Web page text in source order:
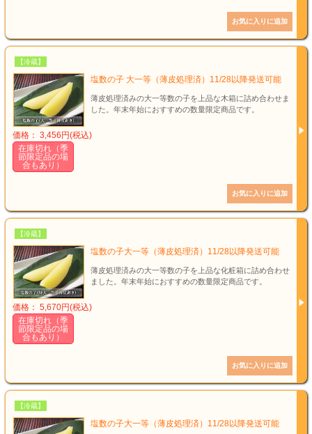
【冷蔵】
塩数の子 大一等（薄皮処理済）11/28以降発送可能
薄皮処理済みの大一等数の子を上品な木箱に詰め合わせま
した。年末年始におすすめの数量限定商品です。
価格： 3,456円(税込)
在庫切れ（季
節限定品の場
合もあり）
【冷蔵】
塩数の子大一等（薄皮処理済）11/28以降発送可能
薄皮処理済みの大一等数の子を上品な化粧箱に詰め合わせ
ました。年末年始におすすめの数量限定商品です。
価格： 5,670円(税込)
在庫切れ（季
節限定品の場
合もあり）
【冷蔵】
塩数の子大一等（薄皮処理済）11/28以降発送可能